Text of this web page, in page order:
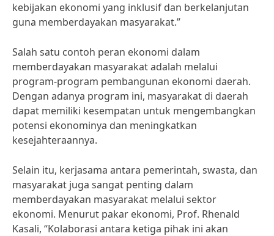
kebijakan ekonomi yang inklusif dan berkelanjutan
guna memberdayakan masyarakat.”
Salah satu contoh peran ekonomi dalam
memberdayakan masyarakat adalah melalui
program-program pembangunan ekonomi daerah.
Dengan adanya program ini, masyarakat di daerah
dapat memiliki kesempatan untuk mengembangkan
potensi ekonominya dan meningkatkan
kesejahteraannya.
Selain itu, kerjasama antara pemerintah, swasta, dan
masyarakat juga sangat penting dalam
memberdayakan masyarakat melalui sektor
ekonomi. Menurut pakar ekonomi, Prof. Rhenald
Kasali, “Kolaborasi antara ketiga pihak ini akan